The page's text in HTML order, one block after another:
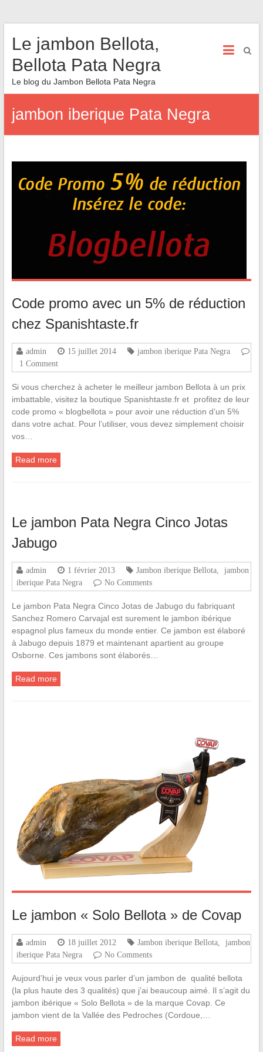
Le jambon Bellota,
Bellota Pata Negra
Le blog du Jambon Bellota Pata Negra
jambon iberique Pata Negra
Code promo avec un 5% de réduction
chez Spanishtaste.fr
admin 15 juillet 2014
jambon iberique Pata Negra
1 Comment
Si vous cherchez à acheter le meilleur jambon Bellota à un prix
imbattable, visitez la boutique Spanishtaste.fr et profitez de leur
code promo « blogbellota » pour avoir une réduction d’un 5%
dans votre achat. Pour l’utiliser, vous devez simplement choisir
vos…
Read more
Le jambon Pata Negra Cinco Jotas
Jabugo
admin 1 février 2013 Jambon iberique Bellota,
jambon
iberique Pata Negra
No Comments
Le jambon Pata Negra Cinco Jotas de Jabugo du fabriquant
Sanchez Romero Carvajal est surement le jambon ibérique
espagnol plus fameux du monde entier. Ce jambon est élaboré
à Jabugo depuis 1879 et maintenant apartient au groupe
Osborne. Ces jambons sont élaborés…
Read more
Le jambon « Solo Bellota » de Covap
admin 18 juillet 2012 Jambon iberique Bellota,
jambon
iberique Pata Negra
No Comments
Aujourd’hui je veux vous parler d’un jambon de qualité bellota
(la plus haute des 3 qualités) que j’ai beaucoup aimé. Il s’agit du
jambon ibérique « Solo Bellota » de la marque Covap. Ce
jambon vient de la Vallée des Pedroches (Cordoue,…
Read more